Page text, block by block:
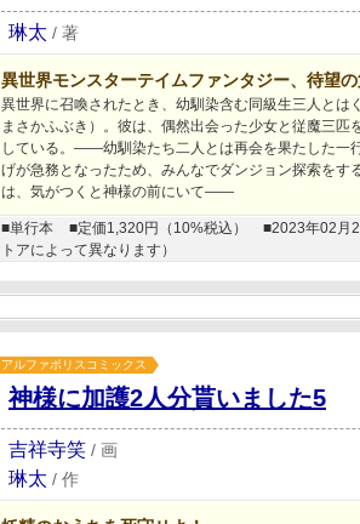
琳太 / 著
異世界モンスターテイムファンタジー、待望の
異世界に召喚されたとき、幼馴染含む同級生三人とは
まさかふぶき）。彼は、偶然出会った少女と従魔三匹
している。――幼馴染たち二人とは再会を果たした一
げが急務となったため、みんなでダンジョン探索をす
は、気がつくと神様の前にいて――
■単行本 ■定価1,320円（10%税込）
■2023年02月
トアによって異なります）
アルファポリスコミックス
神様に加護2人分貰いました5
吉祥寺笑 / 画
琳太 / 作